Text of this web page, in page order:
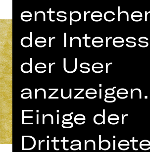
der
der User
anzuzeigen.
Einige der